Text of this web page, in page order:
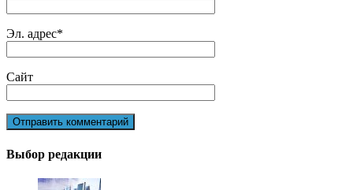
Эл. адрес*
Сайт
Выбор редакции